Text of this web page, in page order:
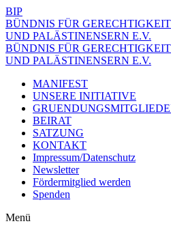
BIP
BÜNDNIS FÜR
UND PALÄSTINENSERN E.V.
BÜNDNIS FÜR
UND PALÄSTINENSERN E.V.
MANIFEST
UNSERE INITIATIVE
BEIRAT
SATZUNG
KONTAKT
Impressum/Datenschutz
Newsletter
Fördermitglied werden
Spenden
Menü